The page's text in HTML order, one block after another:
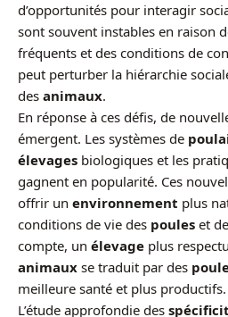
d’opportunités pour interagir
sont souvent instables en raison
fréquents et des conditions de
peut perturber la hiérarchie
des animaux.
En réponse à ces défis, de
émergent. Les systèmes de
élevages biologiques et les
gagnent en popularité. Ces
offrir un environnement plus
conditions de vie des poules et
compte, un élevage plus
animaux se traduit par des
meilleure santé et plus productifs.
L’étude approfondie des